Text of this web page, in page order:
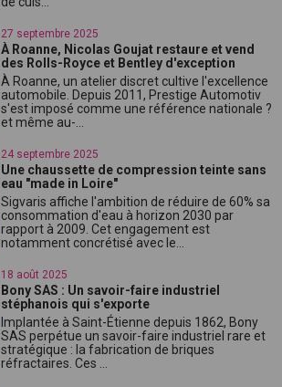
27 septembre 2025
À Roanne, Nicolas Goujat restaure et vend
des Rolls-Royce et Bentley d'exception
À Roanne, un atelier discret cultive l'excellence
automobile. Depuis 2011, Prestige Automotiv
s'est imposé comme une référence nationale ?
et même au-...
24 septembre 2025
Une chaussette de compression teinte sans
eau "made in Loire"
Sigvaris affiche l'ambition de réduire de 60% sa
consommation d'eau à horizon 2030 par
rapport à 2009. Cet engagement est
notamment concrétisé avec le...
18 août 2025
Bony SAS : Un savoir-faire industriel
stéphanois qui s'exporte
Implantée à Saint-Étienne depuis 1862, Bony
SAS perpétue un savoir-faire industriel rare et
stratégique : la fabrication de briques
réfractaires. Ces ...